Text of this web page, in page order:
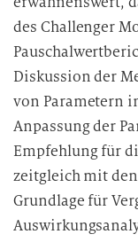
des Challenger
Diskussion der
von Parametern
Anpassung der
Empfehlung für
zeitgleich mit
Grundlage für